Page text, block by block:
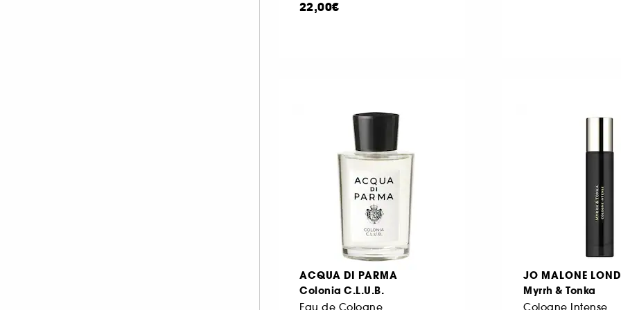
22,00€
ACQUA DI PARMA
Colonia C.L.U.B.
Eau de Cologne
JO MALONE
Myrrh & Tonka
Cologne Intense